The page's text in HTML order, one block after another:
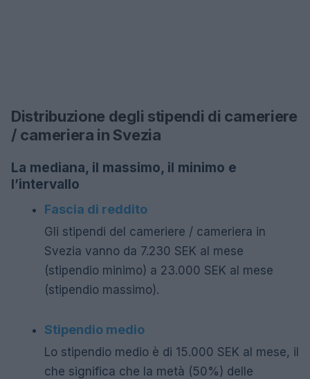
Distribuzione degli stipendi di cameriere
/ cameriera in Svezia
La mediana, il massimo, il minimo e
l’intervallo
Fascia di reddito
Gli stipendi del cameriere / cameriera in
Svezia vanno da 7.230 SEK al mese
(stipendio minimo) a 23.000 SEK al mese
(stipendio massimo).
Stipendio medio
Lo stipendio medio è di 15.000 SEK al mese, il
che significa che la metà (50%) delle